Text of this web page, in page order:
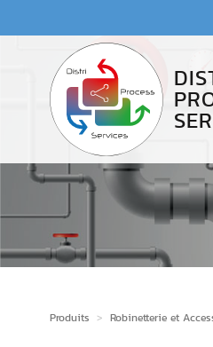
Produits > Robinetterie et